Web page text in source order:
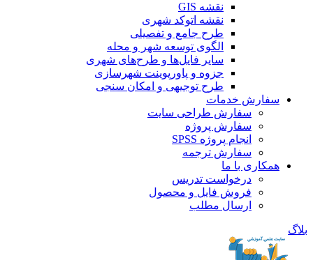
نقشه GIS
نقشه اتوکد شهری
طرح جامع و تفصیلی
الگوی توسعه شهر و محله
سایر فایل‌ها و طرح‌های شهری
جزوه و پاورپوینت شهرسازی
طرح توجیهی و امکان سنجی
سفارش خدمات
سفارش طراحی سایت
سفارش پروژه
انجام پروژه SPSS
سفارش ترجمه
همکاری با ما
درخواست تدریس
فروش فایل و محصول
ارسال مطلب